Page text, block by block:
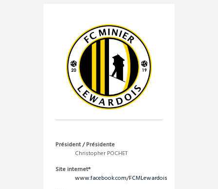
Président / Présidente
Christopher POCHET
Site internet*
www.facebook.com/FCMLewardois